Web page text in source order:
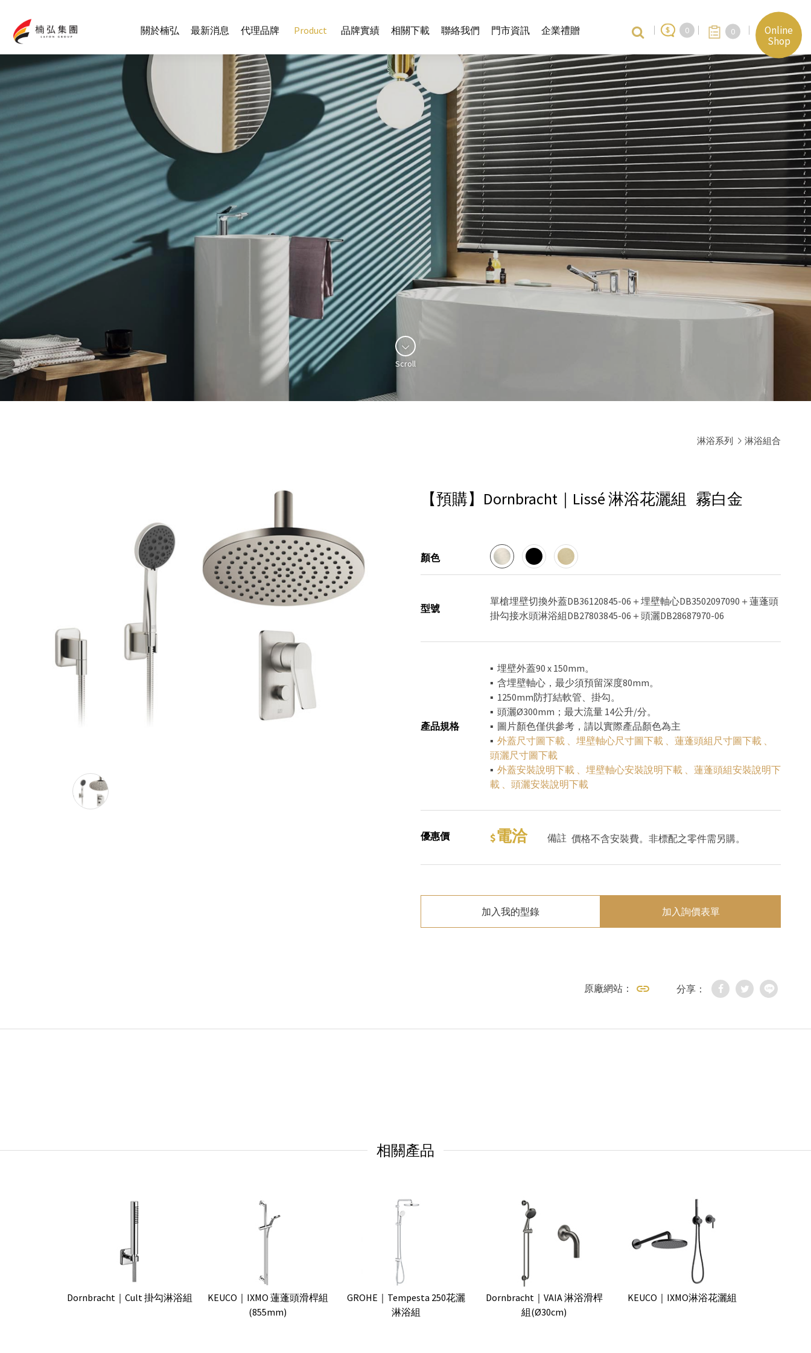
關於楠弘 最新消息 代理品牌 Product 品牌實績 相關下載 聯絡我們 門市資訊 企業禮贈 0 0
Online
Shop
Scroll
淋浴系列 淋浴組合
【預購】Dornbracht｜Lissé 淋浴花灑組 霧白金
顏色
型號
單槍埋壁切換外蓋DB36120845-06＋埋壁軸心DB3502097090＋蓮蓬頭
掛勾接水頭淋浴組DB27803845-06＋頭灑DB28687970-06
產品規格
▪ 埋壁外蓋90 x 150mm。
▪ 含埋壁軸心，最少須預留深度80mm。
▪ 1250mm防打結軟管、掛勾。
​​​​​​▪ 頭灑Ø300mm；最大流量 14公升/分。
▪ 圖片顏色僅供參考，請以實際產品顏色為主
▪ 外蓋尺寸圖下載 埋壁軸心尺寸圖下載 蓮蓬頭組尺寸圖下載
頭灑尺寸圖下載
▪ 外蓋安裝說明下載 埋壁軸心安裝說明下載
蓮蓬頭組安裝說明下
載
頭灑安裝說明下載
優惠價 電洽 備註 價格不含安裝費。非標配之零件需另購。
加入我的型錄 加入詢價表單
原廠網站： 分享：
相關產品
Dornbracht｜Cult 掛勾淋浴組
KEUCO｜IXMO 蓮蓬頭滑桿組
(855mm)
GROHE｜Tempesta 250花灑
淋浴組
Dornbracht｜VAIA 淋浴滑桿
組(Ø30cm)
KEUCO｜IXMO淋浴花灑組